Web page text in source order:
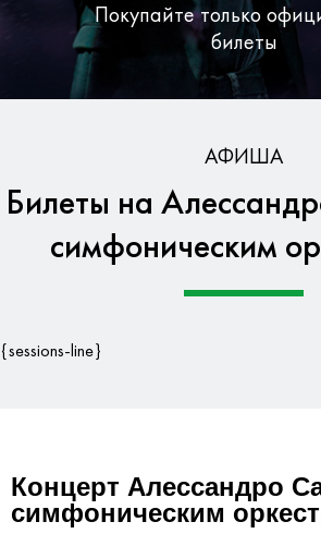
Покупайте только
билеты
Гарантия
АФИША
Билеты на
симфоническим
{sessions-line}
Концерт Алессандро
симфоническим